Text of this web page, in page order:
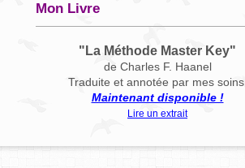
Mon Livre
"La Méthode Master Key"
de Charles F. Haanel
Traduite et annotée par mes soins.
Maintenant disponible !
Lire un extrait